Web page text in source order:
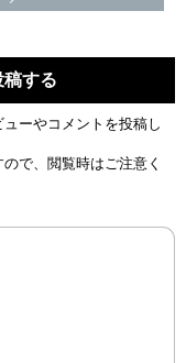
する
ーやコメントを投稿し
で、閲覧時はご注意く